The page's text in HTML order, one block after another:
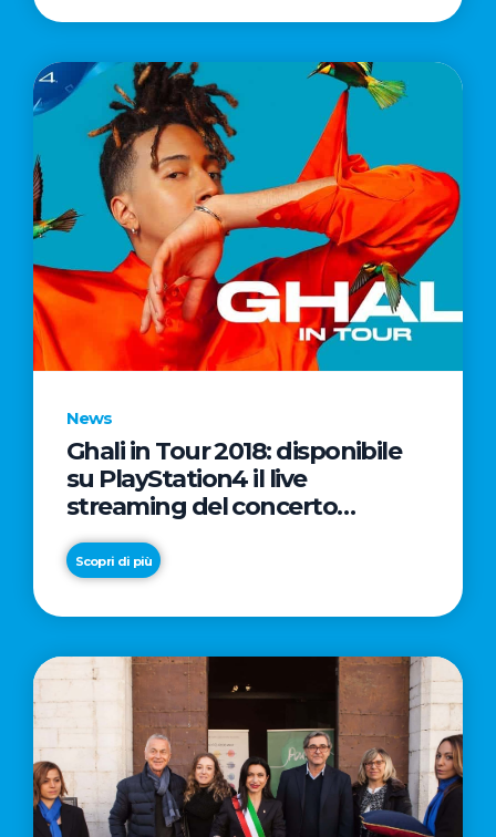
News
Ghali in Tour 2018: disponibile
su PlayStation4 il live
streaming del concerto
conclusivo
Scopri di più